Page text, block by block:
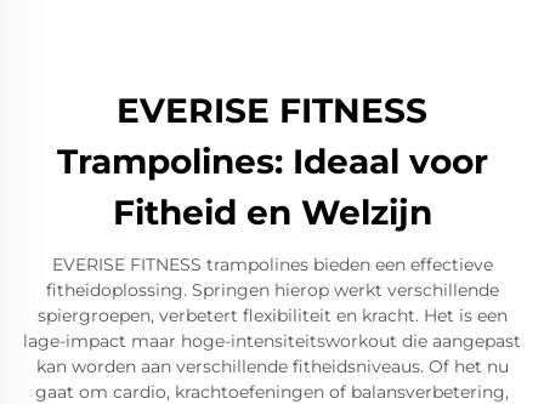
EVERISE FITNESS
Trampolines: Ideaal voor
Fitheid en Welzijn
EVERISE FITNESS trampolines bieden een effectieve
fitheidoplossing. Springen hierop werkt verschillende
spiergroepen, verbetert flexibiliteit en kracht. Het is een
lage-impact maar hoge-intensiteitsworkout die aangepast
kan worden aan verschillende fitheidsniveaus. Of het nu
gaat om cardio, krachtoefeningen of balansverbetering,